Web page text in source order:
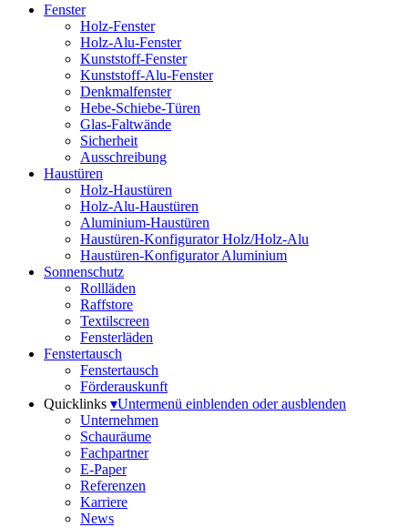
Fenster
Holz-Fenster
Holz-Alu-Fenster
Kunststoff-Fenster
Kunststoff-Alu-Fenster
Denkmalfenster
Hebe-Schiebe-Türen
Glas-Faltwände
Sicherheit
Ausschreibung
Haustüren
Holz-Haustüren
Holz-Alu-Haustüren
Aluminium-Haustüren
Haustüren-Konfigurator Holz/Holz-Alu
Haustüren-Konfigurator Aluminium
Sonnenschutz
Rollläden
Raffstore
Textilscreen
Fensterläden
Fenstertausch
Fenstertausch
Förderauskunft
Quicklinks ▾Untermenü einblenden oder ausblenden
Unternehmen
Schauräume
Fachpartner
E-Paper
Referenzen
Karriere
News